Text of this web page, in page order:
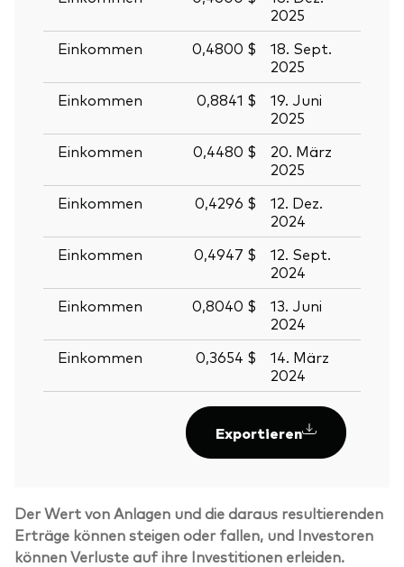
2025
Einkommen
0,4800 $
18. Sept.
2025
Einkommen
0,8841 $
19. Juni
2025
Einkommen
0,4480 $
20. März
2025
Einkommen
0,4296 $
12. Dez.
2024
Einkommen
0,4947 $
12. Sept.
2024
Einkommen
0,8040 $
13. Juni
2024
Einkommen
0,3654 $
14. März
2024
Exportieren
Der Wert von Anlagen und die daraus resultierenden
Erträge können steigen oder fallen, und Investoren
können Verluste auf ihre Investitionen erleiden.